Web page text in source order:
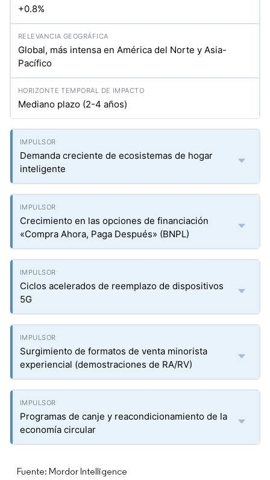
+0.8%
Global, más intensa en América del Norte y Asia-
Pacífico
Mediano plazo (2-4 años)
Demanda creciente de ecosistemas de hogar
inteligente
Crecimiento en las opciones de financiación
«Compra Ahora, Paga Después» (BNPL)
Ciclos acelerados de reemplazo de dispositivos
5G
Surgimiento de formatos de venta minorista
experiencial (demostraciones de RA/RV)
Programas de canje y reacondicionamiento de la
economía circular
Fuente: Mordor Intelligence